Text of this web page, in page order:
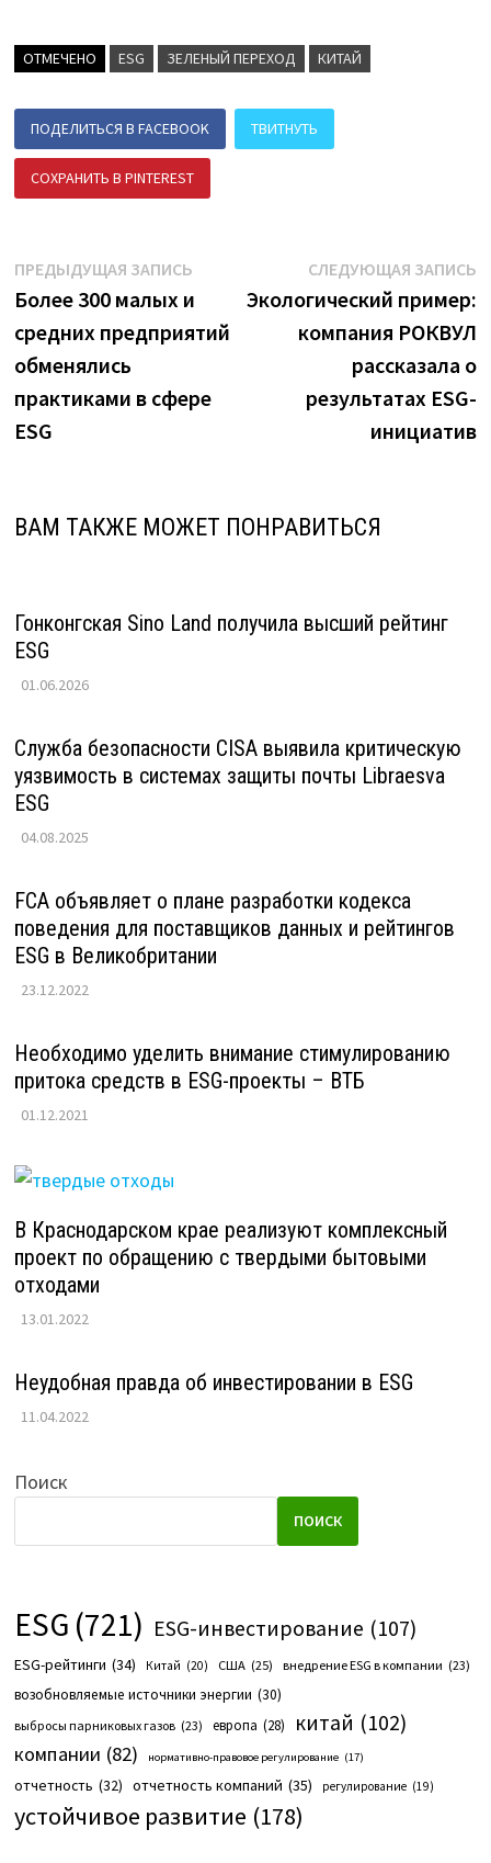
ОТМЕЧЕНО ESG ЗЕЛЕНЫЙ ПЕРЕХОД КИТАЙ
ПОДЕЛИТЬСЯ В FACEBOOK ТВИТНУТЬ
СОХРАНИТЬ В PINTEREST
Навигация
по
записям
ПРЕДЫДУЩАЯ ЗАПИСЬПредыдущая
запись:
Более 300 малых и
средних предприятий
обменялись
практиками в сфере
ESG
СЛЕДУЮЩАЯ ЗАПИСЬ
Экологический пример:
компания РОКВУЛ
рассказала о
результатах ESG-
инициатив
ВАМ ТАКЖЕ МОЖЕТ ПОНРАВИТЬСЯ
Гонконгская Sino Land получила высший рейтинг
ESG
01.06.2026
Служба безопасности CISA выявила критическую
уязвимость в системах защиты почты Libraesva
ESG
04.08.2025
FCA объявляет о плане разработки кодекса
поведения для поставщиков данных и рейтингов
ESG в Великобритании
23.12.2022
Необходимо уделить внимание стимулированию
притока средств в ESG-проекты – ВТБ
01.12.2021
В Краснодарском крае реализуют комплексный
проект по обращению с твердыми бытовыми
отходами
13.01.2022
Неудобная правда об инвестировании в ESG
11.04.2022
Поиск
ПОИСК
ESG (721) ESG-инвестирование (107)
ESG-рейтинги (34) Китай (20) США (25) внедрение ESG в компании (23)
возобновляемые источники энергии (30)
выбросы парниковых газов (23) европа (28) китай (102)
компании (82) нормативно-правовое регулирование (17)
отчетность (32) отчетность компаний (35) регулирование (19)
устойчивое развитие (178)